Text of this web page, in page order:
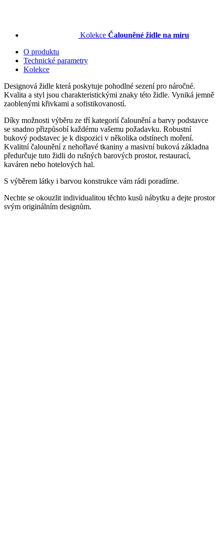
Kolekce Čalouněné židle na míru
O produktu
Technické parametry
Kolekce
Designová židle která poskytuje pohodlné sezení pro náročné.
Kvalita a styl jsou charakteristickými znaky této židle. Vyniká jemně
zaoblenými křivkami a sofistikovaností.
Díky možnosti výběru ze tří kategorií čalounění a barvy podstavce
se snadno přizpůsobí každému vašemu požadavku. Robustní
bukový podstavec je k dispozici v několika odstínech moření.
Kvalitní čalounění z nehořlavé tkaniny a masivní buková základna
předurčuje tuto židli do rušných barových prostor, restaurací,
kaváren nebo hotelových hal.
S výběrem látky i barvou konstrukce vám rádi poradíme.
Nechte se okouzlit individualitou těchto kusů nábytku a dejte prostor
svým originálním designům.